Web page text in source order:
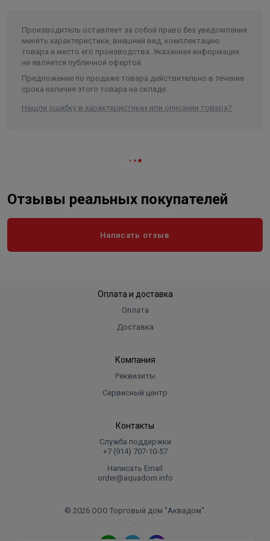
Производитель оставляет за собой право без уведомления
менять характеристики, внешний вид, комплектацию
товара и место его производства. Указанная информация
не является публичной офертой.
Предложение по продаже товара действительно в течение
срока наличия этого товара на складе.
Нашли ошибку в характеристиках или описании товара?
Отзывы реальных покупателей
Написать отзыв
Оплата и доставка
Оплата
Доставка
Компания
Реквизиты
Сервисный центр
Контакты
Служба поддержки
+7 (914) 707‑10‑57
Написать Email
order@aquadom.info
© 2026 ООО Торговый дом "Аквадом".
.